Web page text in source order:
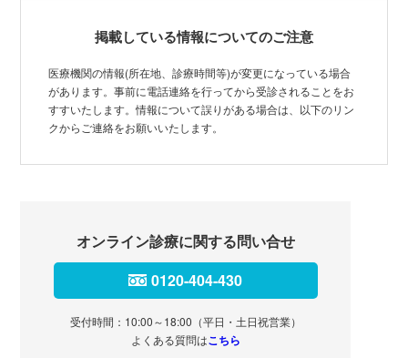
掲載している情報についてのご注意
医療機関の情報(所在地、診療時間等)が変更になっている場合
があります。事前に電話連絡を行ってから受診されることをお
すすいたします。情報について誤りがある場合は、以下のリン
クからご連絡をお願いいたします。
オンライン診療に関する問い合せ
0120-404-430
受付時間：10:00～18:00（平日・土日祝営業）
よくある質問はこちら